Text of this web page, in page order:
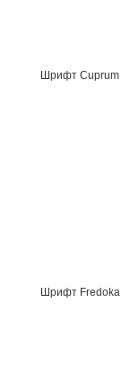
Шрифт Cuprum
Шрифт Fredoka